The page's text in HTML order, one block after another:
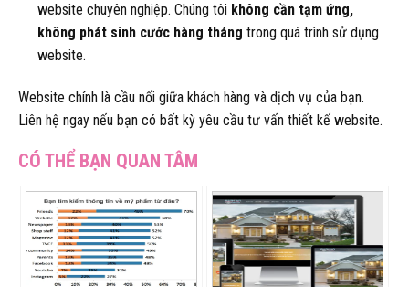
website chuyên nghiệp. Chúng tôi không cần tạm ứng,
không phát sinh cước hàng tháng trong quá trình sử dụng
website.
Website chính là cầu nối giữa khách hàng và dịch vụ của bạn.
Liên hệ ngay nếu bạn có bất kỳ yêu cầu tư vấn thiết kế website.